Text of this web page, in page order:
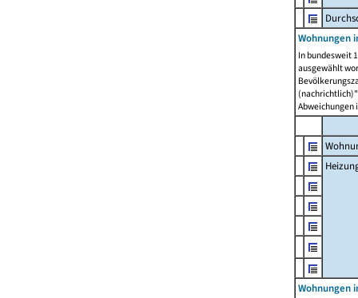
Wohnungen
In bundesweit
ausgewählt
Abweichungen
Wohnungen